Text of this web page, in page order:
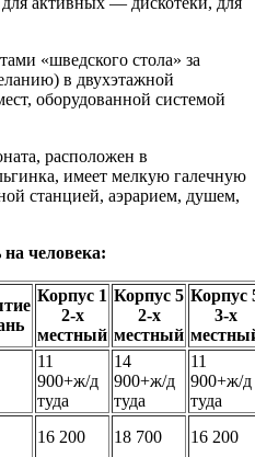
«шведского стола» за
в двухэтажной
оборудованной системой
расположен в
имеет мелкую галечную
станцией, аэрарием, душем,
человека:
Корпус 1
2-х
местный
Корпус 5
2-х
местный
Корпус
3-х
11
900+ж/д
туда
14
900+ж/д
туда
11
900+ж/д
туда
16 200 18 700
16 200